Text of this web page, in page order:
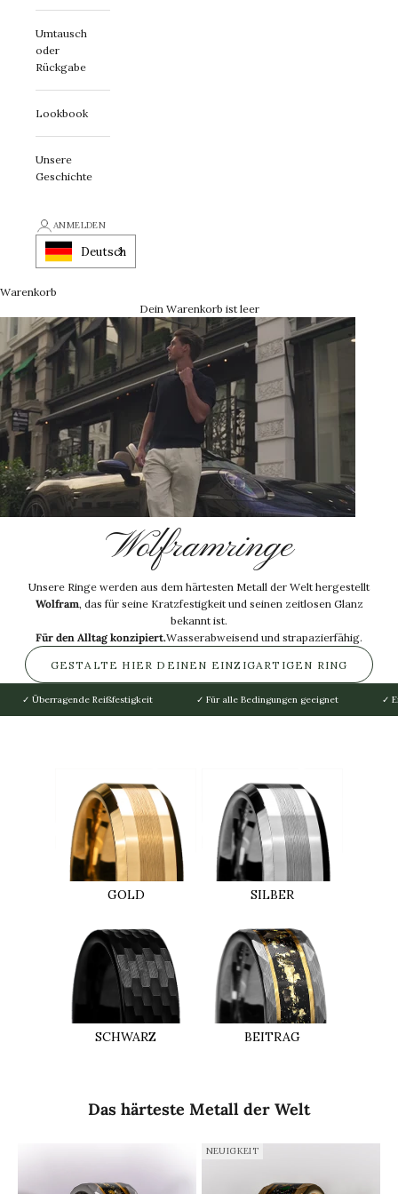
Umtausch
oder
Rückgabe
Lookbook
Unsere
Geschichte
ANMELDEN
Deutsch
Warenkorb
Dein Warenkorb ist leer
Wolframringe
Unsere Ringe werden aus dem härtesten Metall der Welt hergestellt
Wolfram, das für seine Kratzfestigkeit und seinen zeitlosen Glanz
bekannt ist.
Für den Alltag konzipiert.Wasserabweisend und strapazierfähig.
GESTALTE HIER DEINEN EINZIGARTIGEN RING
✓ Überragende Reißfestigkeit ✓ Für alle Bedingungen geeignet ✓
GOLD SILBER
SCHWARZ BEITRAG
Das härteste Metall der Welt
NEUIGKEIT